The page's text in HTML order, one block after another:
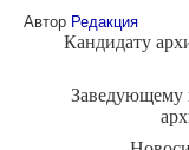
Автор Редакция
Кандидату
Заведующему